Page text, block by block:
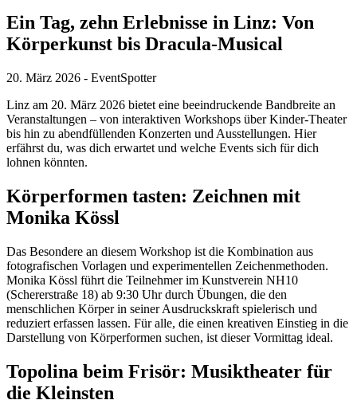
Ein Tag, zehn Erlebnisse in Linz: Von
Körperkunst bis Dracula-Musical
20. März 2026 - EventSpotter
Linz am 20. März 2026 bietet eine beeindruckende Bandbreite an
Veranstaltungen – von interaktiven Workshops über Kinder-Theater
bis hin zu abendfüllenden Konzerten und Ausstellungen. Hier
erfährst du, was dich erwartet und welche Events sich für dich
lohnen könnten.
Körperformen tasten: Zeichnen mit
Monika Kössl
Das Besondere an diesem Workshop ist die Kombination aus
fotografischen Vorlagen und experimentellen Zeichenmethoden.
Monika Kössl führt die Teilnehmer im Kunstverein NH10
(Schererstraße 18) ab 9:30 Uhr durch Übungen, die den
menschlichen Körper in seiner Ausdruckskraft spielerisch und
reduziert erfassen lassen. Für alle, die einen kreativen Einstieg in die
Darstellung von Körperformen suchen, ist dieser Vormittag ideal.
Topolina beim Frisör: Musiktheater für
die Kleinsten